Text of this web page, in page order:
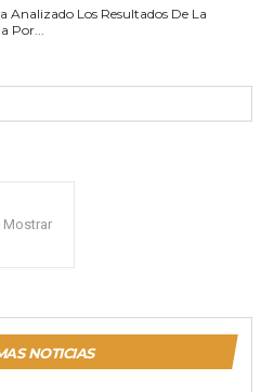
Analizado Los Resultados De La
Por...
Mostrar
NOTICIAS